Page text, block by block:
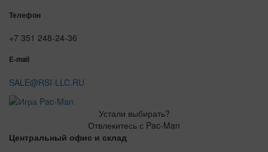
Телефон
+7 351 248-24-36
E-mail
SALE@RSI-LLC.RU
Устали выбирать?
Отвлекитесь с Pac-Man
Центральный офис и склад